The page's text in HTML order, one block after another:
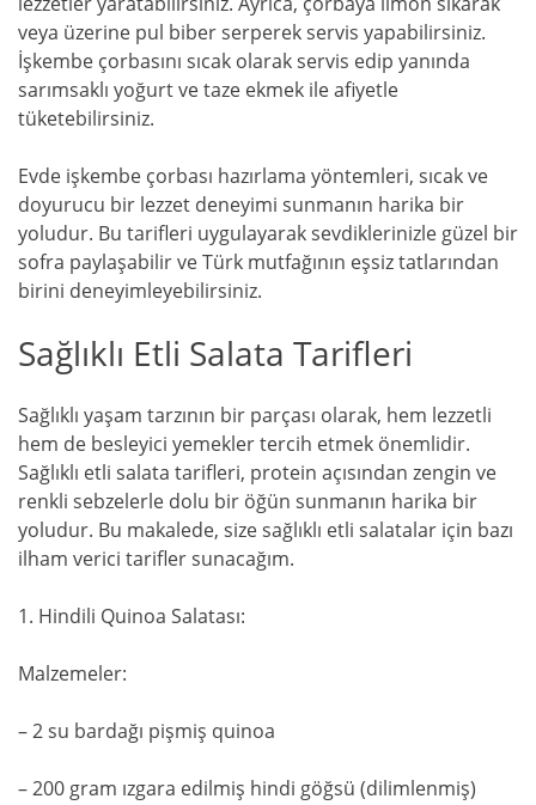
veya üzerine pul biber serperek servis yapabilirsiniz.
İşkembe çorbasını sıcak olarak servis edip yanında
sarımsaklı yoğurt ve taze ekmek ile afiyetle
tüketebilirsiniz.
Evde işkembe çorbası hazırlama yöntemleri, sıcak ve
doyurucu bir lezzet deneyimi sunmanın harika bir
yoludur. Bu tarifleri uygulayarak sevdiklerinizle güzel bir
sofra paylaşabilir ve Türk mutfağının eşsiz tatlarından
birini deneyimleyebilirsiniz.
Sağlıklı Etli Salata Tarifleri
Sağlıklı yaşam tarzının bir parçası olarak, hem lezzetli
hem de besleyici yemekler tercih etmek önemlidir.
Sağlıklı etli salata tarifleri, protein açısından zengin ve
renkli sebzelerle dolu bir öğün sunmanın harika bir
yoludur. Bu makalede, size sağlıklı etli salatalar için bazı
ilham verici tarifler sunacağım.
1. Hindili Quinoa Salatası:
Malzemeler:
– 2 su bardağı pişmiş quinoa
– 200 gram ızgara edilmiş hindi göğsü (dilimlenmiş)